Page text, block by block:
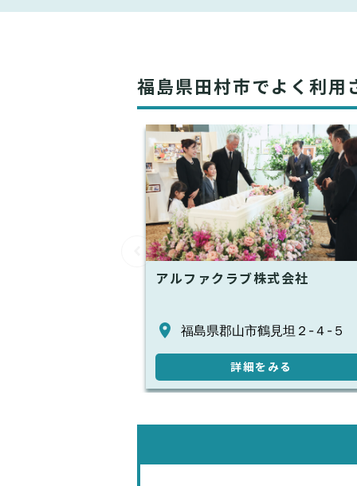
福島県田村市でよく利用
アルファクラブ株式会社
福島県郡山市鶴見坦２-４-５
詳細をみる